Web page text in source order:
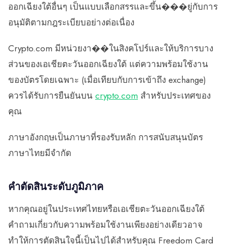
ออกเฉียงใต้อื่นๆ เป็นแบบเลือกสรรและขึ้น���ยู่กับการ
อนุมัติตามกฎระเบียบอย่างต่อเนื่อง
Crypto.com มีหน่วยงา��ในสิงคโปร์และให้บริการบาง
ส่วนของเอเชียตะวันออกเฉียงใต้ แต่ความพร้อมใช้งาน
ของบัตรโดยเฉพาะ (เมื่อเทียบกับการเข้าถึง exchange)
ควรได้รับการยืนยันบน crypto.com สำหรับประเทศของ
คุณ
ภาษาอังกฤษเป็นภาษาที่รองรับหลัก การสนับสนุนบัตร
ภาษาไทยมีจำกัด
คำตัดสินระดับภูมิภาค
หากคุณอยู่ในประเทศไทยหรือเอเชียตะวันออกเฉียงใต้
คำถามเกี่ยวกับความพร้อมใช้งานเพียงอย่างเดียวอาจ
ทำให้การตัดสินใจนี้เป็นไปได้สำหรับคุณ Freedom Card